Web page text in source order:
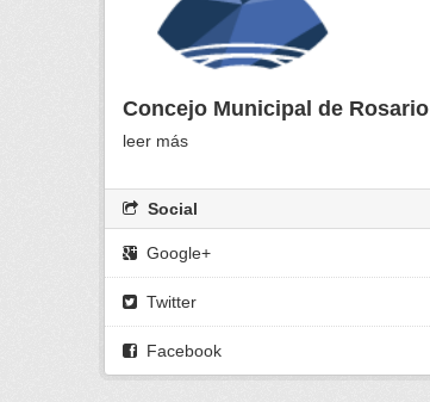
Concejo Municipal de Rosario
leer más
Social
Google+
Twitter
Facebook